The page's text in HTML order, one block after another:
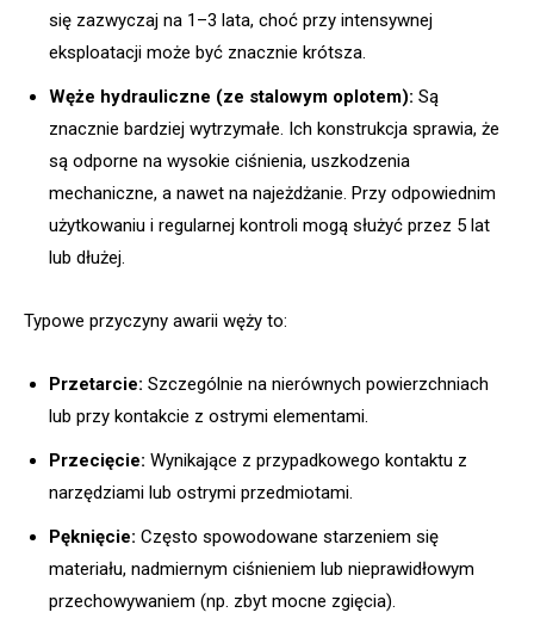
się zazwyczaj na 1–3 lata, choć przy intensywnej
eksploatacji może być znacznie krótsza.
Węże hydrauliczne (ze stalowym oplotem): Są
znacznie bardziej wytrzymałe. Ich konstrukcja sprawia, że
są odporne na wysokie ciśnienia, uszkodzenia
mechaniczne, a nawet na najeżdżanie. Przy odpowiednim
użytkowaniu i regularnej kontroli mogą służyć przez 5 lat
lub dłużej.
Typowe przyczyny awarii węży to:
Przetarcie: Szczególnie na nierównych powierzchniach
lub przy kontakcie z ostrymi elementami.
Przecięcie: Wynikające z przypadkowego kontaktu z
narzędziami lub ostrymi przedmiotami.
Pęknięcie: Często spowodowane starzeniem się
materiału, nadmiernym ciśnieniem lub nieprawidłowym
przechowywaniem (np. zbyt mocne zgięcia).